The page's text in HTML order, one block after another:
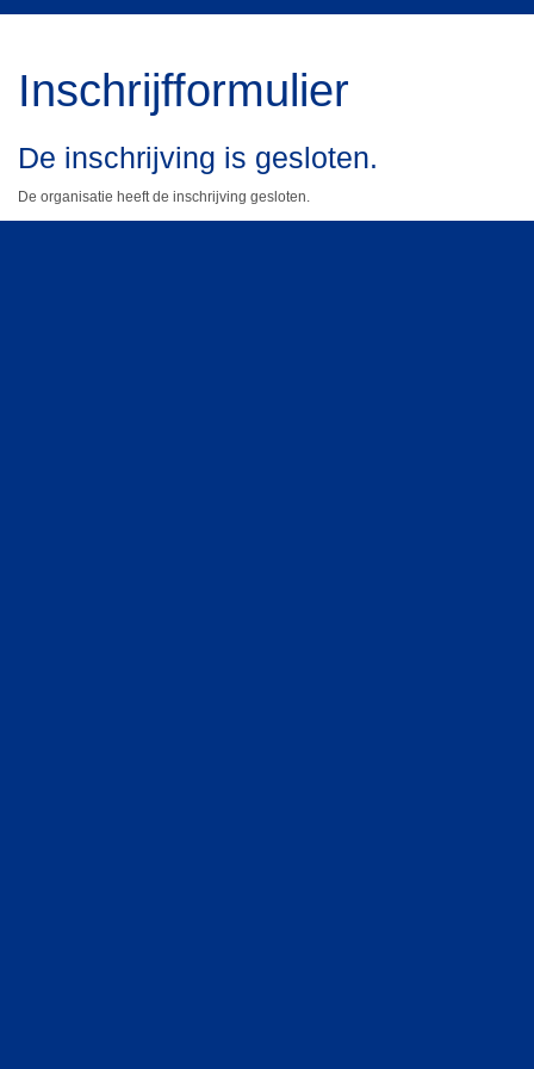
Inschrijfformulier
De inschrijving is gesloten.
De organisatie heeft de inschrijving gesloten.